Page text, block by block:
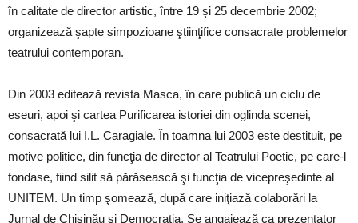
în calitate de director artistic, între 19 şi 25 decembrie 2002;
organizează şapte simpozioane ştiinţifice consacrate problemelor
teatrului contemporan.
Din 2003 editează revista Masca, în care publică un ciclu de
eseuri, apoi şi cartea Purificarea istoriei din oglinda scenei,
consacrată lui I.L. Caragiale. În toamna lui 2003 este destituit, pe
motive politice, din funcţia de director al Teatrului Poetic, pe care-l
fondase, fiind silit să părăsească şi funcţia de vicepreşedinte al
UNITEM. Un timp şomează, după care iniţiază colaborări la
Jurnal de Chişinău şi Democraţia. Se angajează ca prezentator